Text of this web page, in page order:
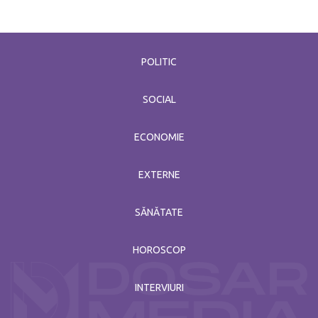
POLITIC
SOCIAL
ECONOMIE
EXTERNE
SĂNĂTATE
HOROSCOP
INTERVIURI